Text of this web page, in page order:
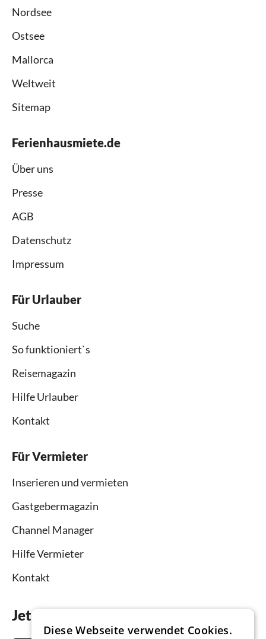
Nordsee
Ostsee
Mallorca
Weltweit
Sitemap
Ferienhausmiete.de
Über uns
Presse
AGB
Datenschutz
Impressum
Für Urlauber
Suche
So funktioniert`s
Reisemagazin
Hilfe Urlauber
Kontakt
Für Vermieter
Inserieren und vermieten
Gastgebermagazin
Channel Manager
Hilfe Vermieter
Kontakt
Jetzt die App downloaden
Diese Webseite verwendet Cookies.